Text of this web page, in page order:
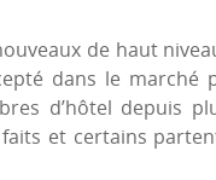
de haut
dans le marché
d’hôtel depuis
et certains